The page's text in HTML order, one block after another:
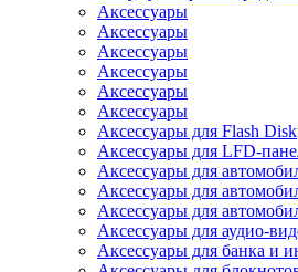
Аксессуары
Аксессуары
Аксессуары
Аксессуары
Аксессуары
Аксессуары
Аксессуары для Flash Disk
Аксессуары для LFD-
Аксессуары для
Аксессуары для
Аксессуары для
Аксессуары для аудио-
Аксессуары для банка и